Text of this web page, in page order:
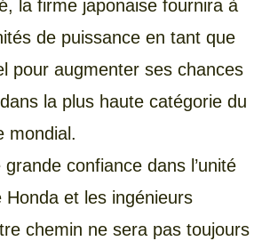
la firme japonaise fournira à
de puissance en tant que
pour augmenter ses chances
la plus haute catégorie du
mondial.
confiance dans l’unité
Honda et les ingénieurs
chemin ne sera pas toujours